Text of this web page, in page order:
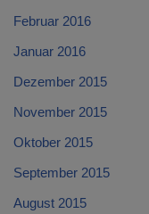
Februar 2016
Januar 2016
Dezember 2015
November 2015
Oktober 2015
September 2015
August 2015